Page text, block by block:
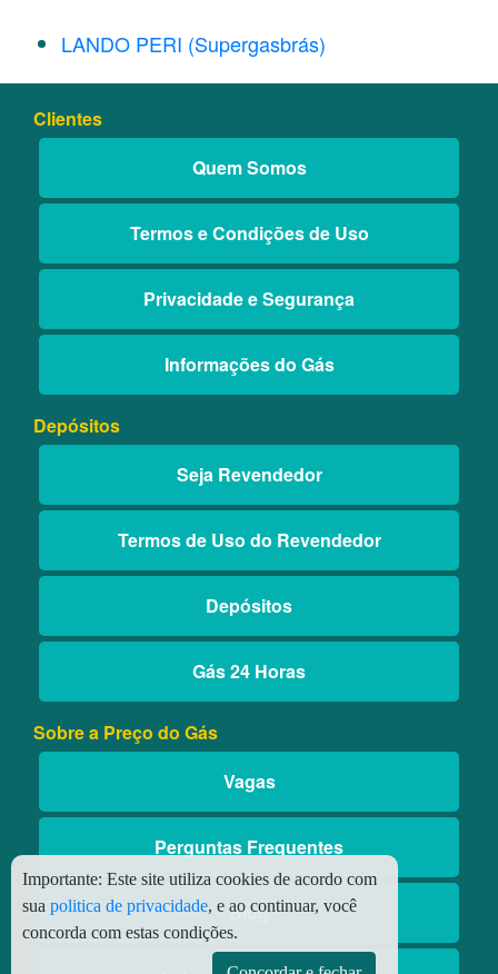
LANDO PERI (Supergasbrás)
Clientes
Quem Somos
Termos e Condições de Uso
Privacidade e Segurança
Informações do Gás
Depósitos
Seja Revendedor
Termos de Uso do Revendedor
Depósitos
Gás 24 Horas
Sobre a Preço do Gás
Vagas
Perguntas Frequentes
Blog
Importante: Este site utiliza cookies de acordo com
sua politica de privacidade, e ao continuar, você
concorda com estas condições.